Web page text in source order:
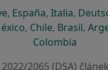
v nové záložce
se otevře v nové
, Españase otevře v
, Italiase
,
v nové záložce
se otevře v nové
, Chilese otevře v
, Brasilse
,
Colombia
2022/2065 (DSA)